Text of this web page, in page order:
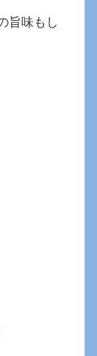
旨味もし